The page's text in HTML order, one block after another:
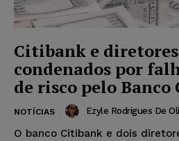
Citibank e
condenados por
de risco pelo Banco
NOTÍCIAS Ezyle Rodrigues De
O banco Citibank e dois